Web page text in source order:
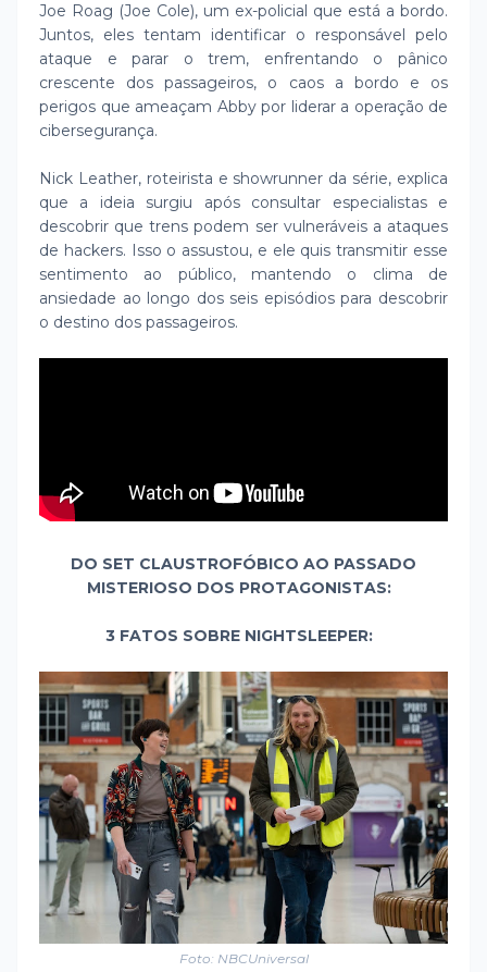
Joe Roag (Joe Cole), um ex-policial que está a bordo.
Juntos, eles tentam identificar o responsável pelo
ataque e parar o trem, enfrentando o pânico
crescente dos passageiros, o caos a bordo e os
perigos que ameaçam Abby por liderar a operação de
cibersegurança.
Nick Leather, roteirista e showrunner da série, explica
que a ideia surgiu após consultar especialistas e
descobrir que trens podem ser vulneráveis ​​a ataques
de hackers. Isso o assustou, e ele quis transmitir esse
sentimento ao público, mantendo o clima de
ansiedade ao longo dos seis episódios para descobrir
o destino dos passageiros.
DO SET CLAUSTROFÓBICO AO PASSADO
MISTERIOSO DOS PROTAGONISTAS:
3 FATOS SOBRE NIGHTSLEEPER:
Foto: NBCUniversal